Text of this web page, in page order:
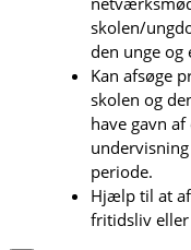
skolen/
den unge og
Kan afsøge
skolen og
have gavn
periode.
Hjælp til at
fritidsliv